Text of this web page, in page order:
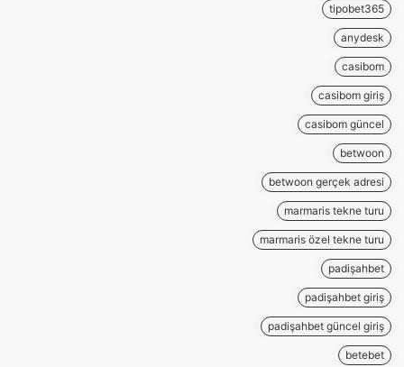
tipobet365
anydesk
casibom
casibom giriş
casibom güncel
betwoon
betwoon gerçek adresi
marmaris tekne turu
marmaris özel tekne turu
padişahbet
padişahbet giriş
padişahbet güncel giriş
betebet